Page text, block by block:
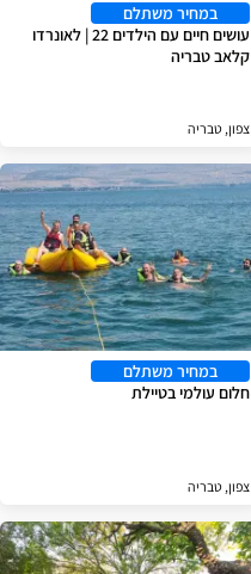
במחיר משתלם
עושים חיים עם הילדים 22 | לאונרדו
קלאב טבריה
צפון, טבריה
במחיר משתלם
חלום עולמי בטיילת
צפון, טבריה